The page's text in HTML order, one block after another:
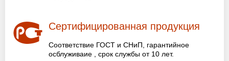
Сертифицированная продукция
Соответствие ГОСТ и СНиП, гарантийное
осблуживаие , срок службы от 10 лет.